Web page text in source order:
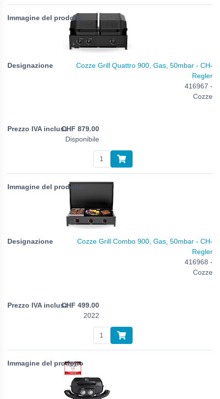
Cozze Grill Quattro 900, Gas, 50mbar - CH-
Regler
416967 -
Cozze
CHF 879.00
Disponibile
Cozze Grill Combo 900, Gas, 50mbar - CH-
Regler
416968 -
Cozze
CHF 499.00
2022